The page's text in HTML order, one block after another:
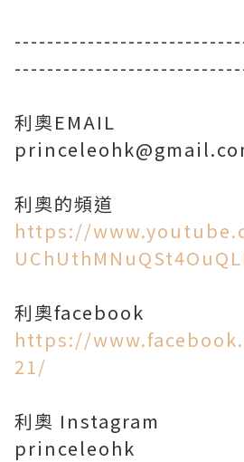
利奧EMAIL
https://
https://
21/
利奧 Instagram
princeleohk